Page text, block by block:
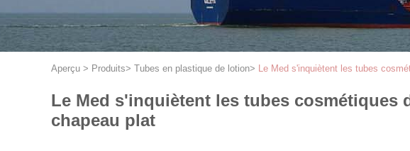
Aperçu > Produits> Tubes en plastique de lotion> Le Med s'inquiètent les tubes
Le Med s'inquiètent les tubes cosmétiques
chapeau plat